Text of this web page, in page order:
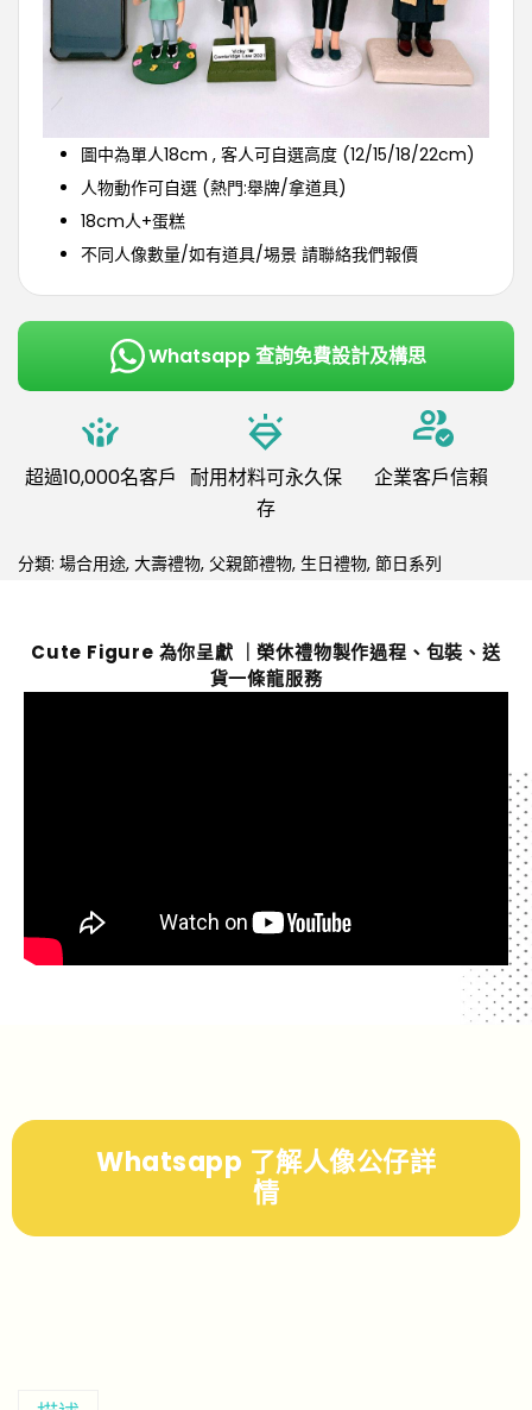
圖中為單人18cm , 客人可自選高度 (12/15/18/22cm)
人物動作可自選 (熱門:舉牌/拿道具)
18cm人+蛋糕
不同人像數量/如有道具/埸景 請聯絡我們報價
Whatsapp 查詢免費設計及構思
超過10,000名客戶 耐用材料可永久保
存
企業客戶信賴
分類: 場合用途, 大壽禮物, 父親節禮物, 生日禮物, 節日系列
Cute Figure 為你呈獻 ｜榮休禮物製作過程、包裝、送
貨一條龍服務
Whatsapp 了解人像公仔詳
情